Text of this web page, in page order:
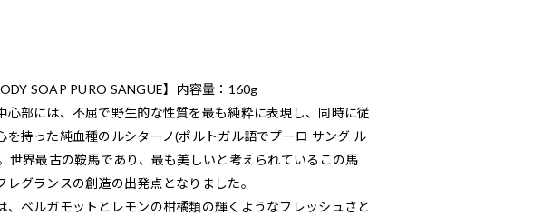
SOAP PURO SANGUE】内容量：160g
心部には、不屈で野生的な性質を最も純粋に表現し、同時に従
を持った純血種のルシターノ(ポルトガル語でプーロ サング ル
世界最古の鞍馬であり、最も美しいと考えられているこの馬
レグランスの創造の出発点となりました。
、ベルガモットとレモンの柑橘類の輝くようなフレッシュさと